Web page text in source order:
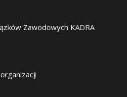
Zawodowych KADRA